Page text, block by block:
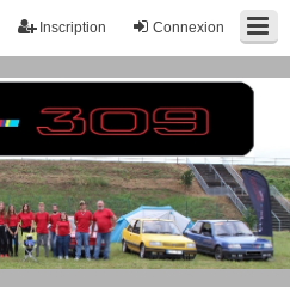
Connexion
Inscription